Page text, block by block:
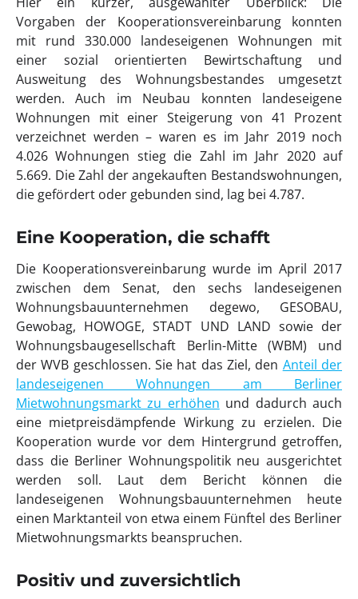
Vorgaben der Kooperationsvereinbarung konnten
mit rund 330.000 landeseigenen Wohnungen mit
einer sozial orientierten Bewirtschaftung und
Ausweitung des Wohnungsbestandes umgesetzt
werden. Auch im Neubau konnten landeseigene
Wohnungen mit einer Steigerung von 41 Prozent
verzeichnet werden – waren es im Jahr 2019 noch
4.026 Wohnungen stieg die Zahl im Jahr 2020 auf
5.669. Die Zahl der angekauften Bestandswohnungen,
die gefördert oder gebunden sind, lag bei 4.787.
Eine Kooperation, die schafft
Die Kooperationsvereinbarung wurde im April 2017
zwischen dem Senat, den sechs landeseigenen
Wohnungsbauunternehmen degewo, GESOBAU,
Gewobag, HOWOGE, STADT UND LAND sowie der
Wohnungsbaugesellschaft Berlin-Mitte (WBM) und
der WVB geschlossen. Sie hat das Ziel, den Anteil der
landeseigenen Wohnungen am Berliner
Mietwohnungsmarkt zu erhöhen und dadurch auch
eine mietpreisdämpfende Wirkung zu erzielen. Die
Kooperation wurde vor dem Hintergrund getroffen,
dass die Berliner Wohnungspolitik neu ausgerichtet
werden soll. Laut dem Bericht können die
landeseigenen Wohnungsbauunternehmen heute
einen Marktanteil von etwa einem Fünftel des Berliner
Mietwohnungsmarkts beanspruchen.
Positiv und zuversichtlich